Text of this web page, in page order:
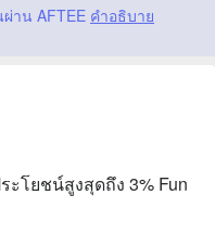
าน AFTEE คำอธิบาย
โยชน์สูงสุดถึง 3% Fun